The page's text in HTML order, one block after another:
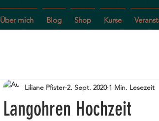
Über mich Blog Shop Kurse
Langohren Hochzeit
Liliane Pfister 2. Sept. 2020 1 Min. Lesezeit